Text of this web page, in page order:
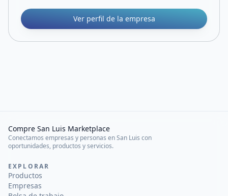
Ver perfil de la empresa
Compre San Luis Marketplace
Conectamos empresas y personas en San Luis con
oportunidades, productos y servicios.
EXPLORAR
Productos
Empresas